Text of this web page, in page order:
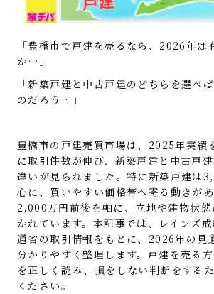
「豊橋市で戸建を売るなら、2026年は
か…」
「新築戸建と中古戸建のどちらを選べ
のだろう…」
豊橋市の戸建売買市場は、2025年実績
に取引件数が伸び、新築戸建と中古戸
違いが見られました。特に新築戸建は
心に、買いやすい価格帯へ寄る動きが
2,000万円前後を軸に、立地や建物状
かれています。本記事では、レインズ
通省の取引情報をもとに、2026年の見
分かりやすく整理します。戸建を売る
を正しく読み、損をしない判断をする
ください。